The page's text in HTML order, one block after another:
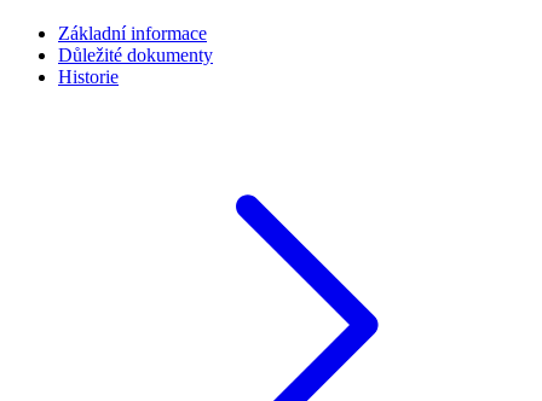
Základní informace
Důležité dokumenty
Historie